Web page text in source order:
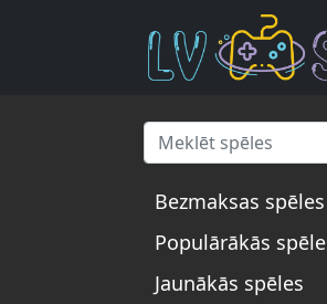
Bezmaksas spēles
Populārākās
Jaunākās spēles